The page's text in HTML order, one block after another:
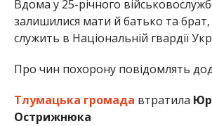
Вдома у 25-річного
залишилися мати й батько та
служить в Національній гвардії
Про чин похорону повідомлять
Тлумацька громада втратила
Острижнюка